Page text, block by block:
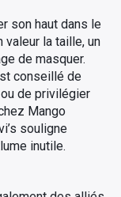
son haut dans le
valeur la taille, un
de masquer.
conseillé de
de privilégier
Mango
souligne
inutile.